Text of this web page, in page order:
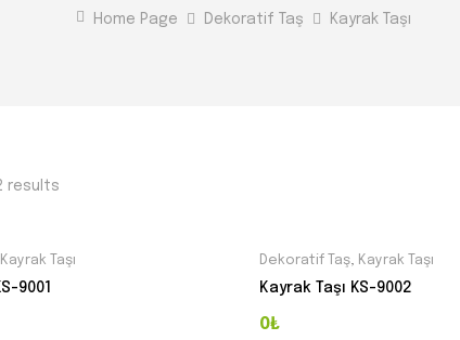
Home Page Dekoratif Taş Kayrak Taşı
results
Kayrak Taşı
9001
Dekoratif Taş, Kayrak Taşı
Kayrak Taşı KS-9002
0₺